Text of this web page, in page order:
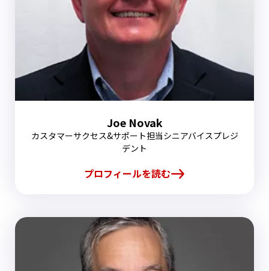
Joe Novak
カスタマーサクセス&サポート担当シニアバイスプレジ
デント
プロフィールを読む